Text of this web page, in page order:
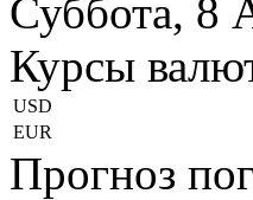
Суббота, 8
Курсы
USD
EUR
Прогноз